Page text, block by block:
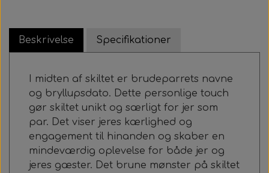
Beskrivelse Specifikationer
I midten af skiltet er brudeparrets navne
og bryllupsdato. Dette personlige touch
gør skiltet unikt og særligt for jer som
par. Det viser jeres kærlighed og
engagement til hinanden og skaber en
mindeværdig oplevelse for både jer og
jeres gæster. Det brune mønster på skiltet